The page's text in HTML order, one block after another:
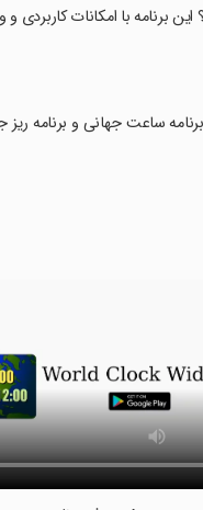
ساعت جهانی و برنامه